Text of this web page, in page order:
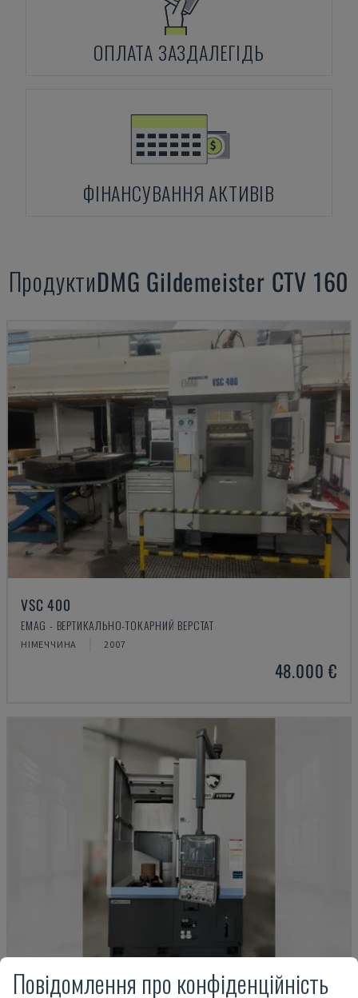
ОПЛАТА ЗАЗДАЛЕГІДЬ
ФІНАНСУВАННЯ АКТИВІВ
ПродуктиDMG Gildemeister CTV 160
VSC 400
EMAG - ВЕРТИКАЛЬНО-ТОКАРНИЙ ВЕРСТАТ
НІМЕЧЧИНА 2007
48.000 €
Повідомлення про конфіденційність